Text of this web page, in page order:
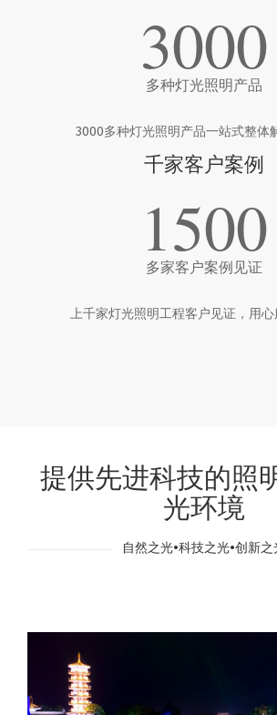
3000
多种灯光照明产品
3000多种灯光照明产品一站式整体
千家客户案例
1500
多家客户案例见证
上千家灯光照明工程客户见证，用心
提供先进科技的照
光环境
自然之光•科技之光•创新之